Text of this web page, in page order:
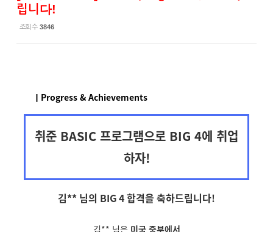
립니다!
조회 수 3846
ㅣProgress & Achievements
취준 BASIC 프로그램으로 BIG 4에 취업
하자!
김** 님의 BIG 4 합격을 축하드립니다!
김** 님은 미국 중부에서